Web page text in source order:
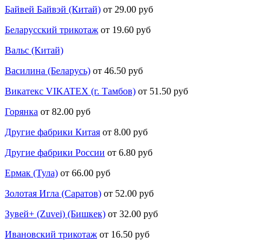
Байвей Байвэй (Китай) от 29.00 руб
Беларусский трикотаж от 19.60 руб
Вальс (Китай)
Василина (Беларусь) от 46.50 руб
Викатекс VIKATEX (г. Тамбов) от 51.50 руб
Горянка от 82.00 руб
Другие фабрики Китая от 8.00 руб
Другие фабрики России от 6.80 руб
Ермак (Тула) от 66.00 руб
Золотая Игла (Саратов) от 52.00 руб
Зувей+ (Zuvei) (Бишкек) от 32.00 руб
Ивановский трикотаж от 16.50 руб